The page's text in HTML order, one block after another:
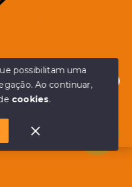
Olá! em posso ajudar?
possibilitam uma
Ao continuar,
cookies.